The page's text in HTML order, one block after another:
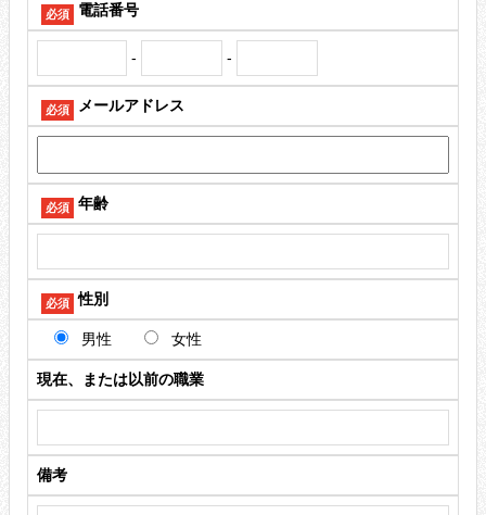
電話番号
必須
- -
メールアドレス
必須
年齢
必須
性別
必須
男性 女性
現在、または以前の職業
備考